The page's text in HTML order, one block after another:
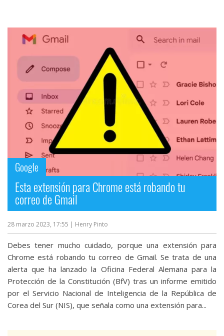
Google
Esta extensión para Chrome está robando tu
correo de Gmail
28 marzo 2023, 17:55 | Henry Pinto
Debes tener mucho cuidado, porque una extensión para
Chrome está robando tu correo de Gmail. Se trata de una
alerta que ha lanzado la Oficina Federal Alemana para la
Protección de la Constitución (BfV) tras un informe emitido
por el Servicio Nacional de Inteligencia de la República de
Corea del Sur (NIS), que señala como una extensión para...